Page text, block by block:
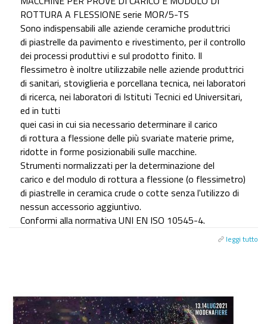
ROTTURA A FLESSIONE serie MOR/5-TS
Sono indispensabili alle aziende ceramiche produttrici
di piastrelle da pavimento e rivestimento, per il controllo
dei processi produttivi e sul prodotto finito. Il
flessimetro è inoltre utilizzabile nelle aziende produttrici
di sanitari, stoviglieria e porcellana tecnica, nei laboratori
di ricerca, nei laboratori di Istituti Tecnici ed Universitari,
ed in tutti
quei casi in cui sia necessario determinare il carico
di rottura a flessione delle più svariate materie prime,
ridotte in forme posizionabili sulle macchine.
Strumenti normalizzati per la determinazione del
carico e del modulo di rottura a flessione (o flessimetro)
di piastrelle in ceramica crude o cotte senza l'utilizzo di
nessun accessorio aggiuntivo.
Conformi alla normativa UNI EN ISO 10545-4.
leggi tutto